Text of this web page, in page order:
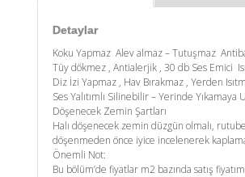
Detaylar
Koku Yapmaz Alev almaz – Tutuşmaz
Tüy dökmez , Antialerjik , 30 db Ses Emici
Diz İzi Yapmaz , Hav Bırakmaz , Yerden
Ses Yalıtımlı Silinebilir – Yerinde
Döşenecek Zemin Şartları
Halı döşenecek zemin düzgün olmalı,
döşenmeden önce iyice incelenerek
Önemli Not:
Bu bölüm’de fiyatlar m2 bazında satış